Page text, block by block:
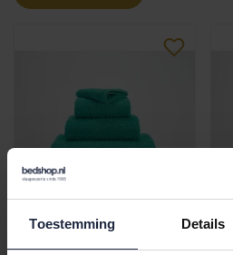
Toestemming Details
Abyss & Habidecor
Super Pile Douchelaken